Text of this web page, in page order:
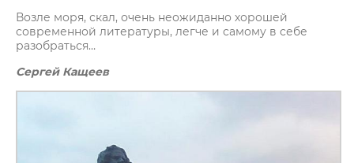
Возле моря, скал, очень неожиданно хорошей
современной литературы, легче и самому в себе
разобраться…
Сергей Кащеев